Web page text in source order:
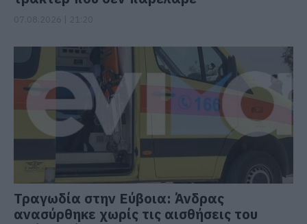
Τραγωδία στην Εύβοια: Άνδρας
ανασύρθηκε χωρίς τις αισθήσεις του